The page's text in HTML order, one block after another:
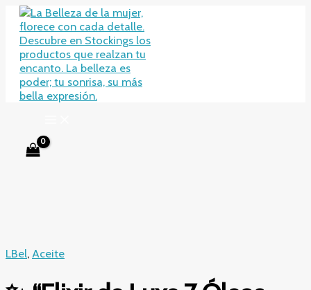
contenido
LBel, Aceite